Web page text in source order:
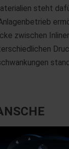
steht
zwischen